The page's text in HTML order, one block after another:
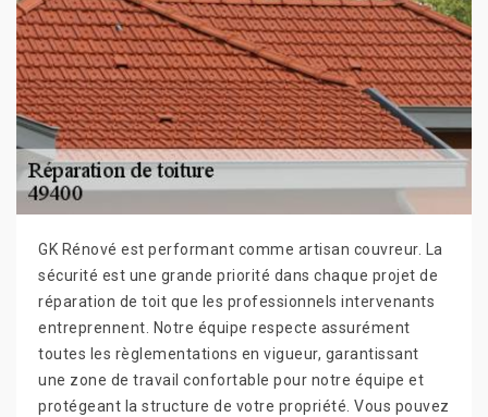
GK Rénové est performant comme artisan couvreur. La
sécurité est une grande priorité dans chaque projet de
réparation de toit que les professionnels intervenants
entreprennent. Notre équipe respecte assurément
toutes les règlementations en vigueur, garantissant
une zone de travail confortable pour notre équipe et
protégeant la structure de votre propriété. Vous pouvez